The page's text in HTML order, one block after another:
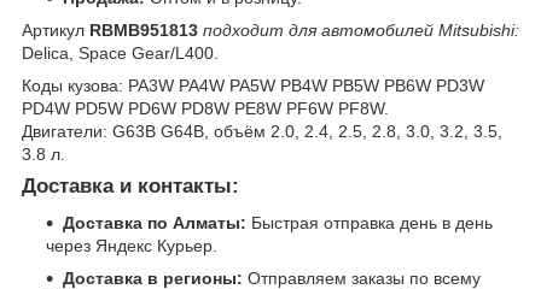
Артикул RBMB951813 подходит для автомобилей Mitsubishi:
Delica, Space Gear/L400.
Коды кузова: PA3W PA4W PA5W PB4W PB5W PB6W PD3W
PD4W PD5W PD6W PD8W PE8W PF6W PF8W.
Двигатели: G63B G64B, объём 2.0, 2.4, 2.5, 2.8, 3.0, 3.2, 3.5,
3.8 л.
Доставка и контакты:
Доставка по Алматы: Быстрая отправка день в день
через Яндекс Курьер.
Доставка в регионы: Отправляем заказы по всему